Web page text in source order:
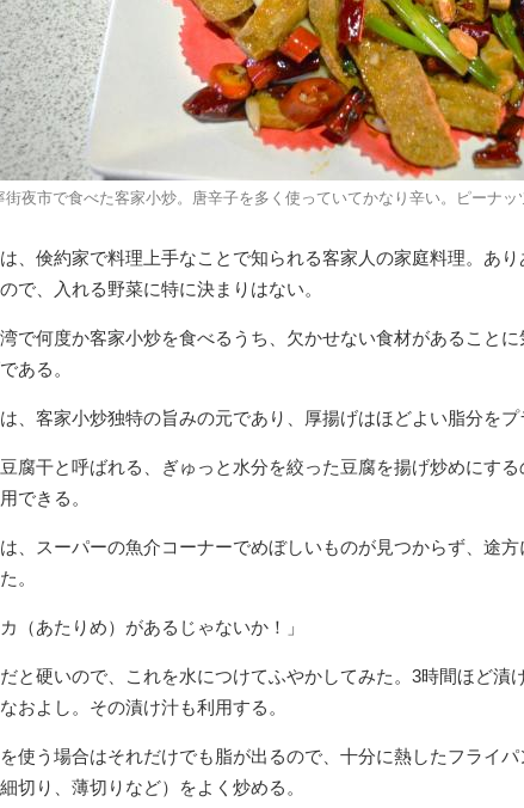
街夜市で食べた客家小炒。唐辛子を多く使っていてかなり辛い。ピーナッ
、倹約家で料理上手なことで知られる客家人の家庭料理。あ
で、入れる野菜に特に決まりはない。
で何度か客家小炒を食べるうち、欠かせない食材があること
ある。
、客家小炒独特の旨みの元であり、厚揚げはほどよい脂分をプ
腐干と呼ばれる、ぎゅっと水分を絞った豆腐を揚げ炒めにす
できる。
、スーパーの魚介コーナーでめぼしいものが見つからず、途方
。
カ（あたりめ）があるじゃないか！」
と硬いので、これを水につけてふやかしてみた。3時間ほど漬
およし。その漬け汁も利用する。
使う場合はそれだけでも脂が出るので、十分に熱したフライ
切り、薄切りなど）をよく炒める。